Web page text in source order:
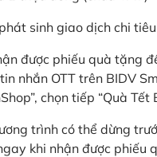
sinh giao dịch chi
được phiếu quà tặng
nhắn OTT trên BIDV
chọn tiếp “Quà
trình có thể dừng
khi nhận được phiếu